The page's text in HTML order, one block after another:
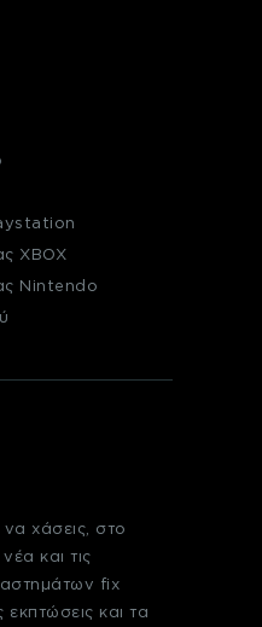
XBOX
Nintendo
χάσεις, στο
και τις
fix
εκπτώσεις και τα